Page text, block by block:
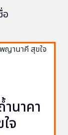
อ
นาคา
จ